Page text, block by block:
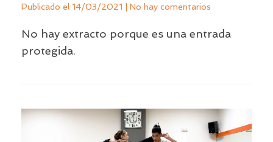
Publicado el 14/03/2021 | No hay comentarios
No hay extracto porque es una entrada
protegida.